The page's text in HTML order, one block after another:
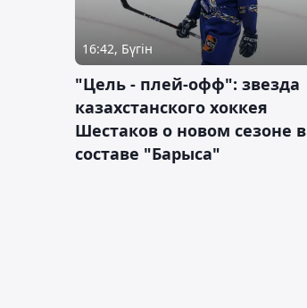
16:42, Бүгін
"Цель - плей-офф": звезда
казахстанского хоккея
Шестаков о новом сезоне в
составе "Барыса"